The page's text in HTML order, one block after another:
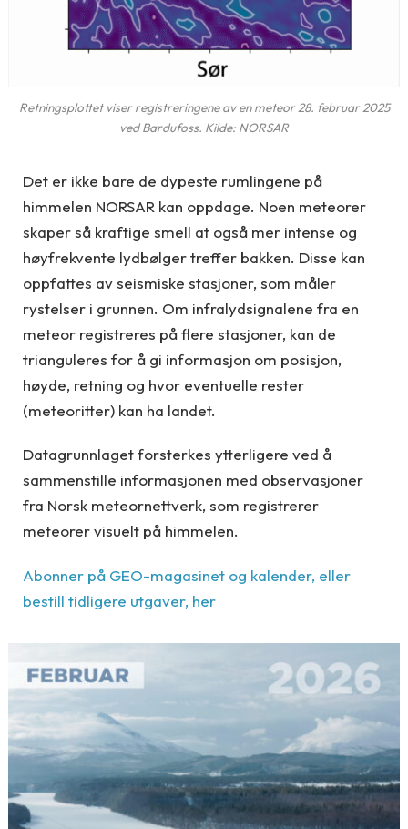
Retningsplottet viser registreringene av en meteor 28. februar 2025
ved Bardufoss. Kilde: NORSAR
Det er ikke bare de dypeste rumlingene på
himmelen NORSAR kan oppdage. Noen meteorer
skaper så kraftige smell at også mer intense og
høyfrekvente lydbølger treffer bakken. Disse kan
oppfattes av seismiske stasjoner, som måler
rystelser i grunnen. Om infralydsignalene fra en
meteor registreres på flere stasjoner, kan de
trianguleres for å gi informasjon om posisjon,
høyde, retning og hvor eventuelle rester
(meteoritter) kan ha landet.
Datagrunnlaget forsterkes ytterligere ved å
sammenstille informasjonen med observasjoner
fra Norsk meteornettverk, som registrerer
meteorer visuelt på himmelen.
Abonner på GEO-magasinet og kalender, eller
bestill tidligere utgaver, her